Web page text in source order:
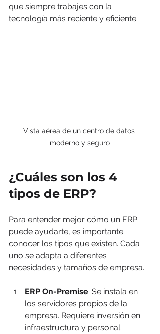
que siempre trabajes con la
tecnología más reciente y eficiente.
Vista aérea de un centro de datos
moderno y seguro
¿Cuáles son los 4
tipos de ERP?
Para entender mejor cómo un ERP
puede ayudarte, es importante
conocer los tipos que existen. Cada
uno se adapta a diferentes
necesidades y tamaños de empresa.
ERP On-Premise: Se instala en
los servidores propios de la
empresa. Requiere inversión en
infraestructura y personal